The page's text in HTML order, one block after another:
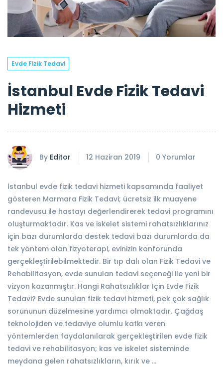
Evde Fizik Tedavi
İstanbul Evde Fizik Tedavi
Hizmeti
By Editor 12 Haziran 2019 0 Yorumlar
İstanbul evde fizik tedavi hizmeti kapsamında faaliyet
gösteren Marmara Fizik Tedavi; ücretsiz ilk muayene
randevusu ile hastayı değerlendirerek tedavi programını
oluşturmaktadır. Kas ve iskelet sistemi rahatsızlıklarınız
için bazı durumlarda destek tedavi bazı durumlarda da
tek yöntem olan fizyoterapi, evinizin konforunda
gerçekleştirilebilmektedir. Bir tıp dalı olan Fizik Tedavi ve
Rehabilitasyon, evde sunulan tedavi seçeneği ile yeni bir
vizyon kazanmıştır. Hangi Rahatsızlıklar İçin Evde Fizik
Tedavi? Evde sunulan fizik tedavi hizmeti, pek çok sağlık
sorununun düzelmesine yardımcı olmaktadır. Çağdaş
teknolojiden ve tedaviye olumlu katkı veren
yöntemlerden faydalanılarak gerçekleştirilen evde fizik
tedavi ve rehabilitasyon; kas ve iskelet sisteminde
meydana gelen rahatsızlıkların, kırık ve …